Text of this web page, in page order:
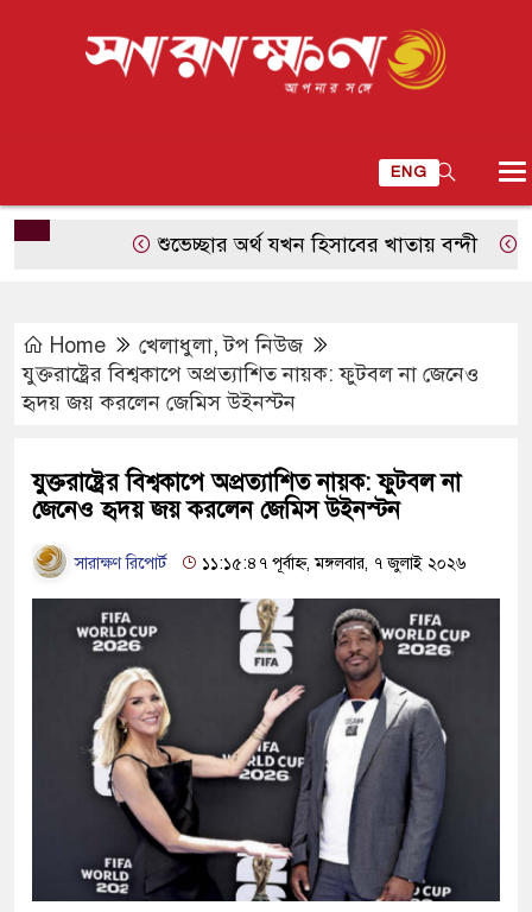
ENG
শুভেচ্ছার অর্থ যখন হিসাবের খাতায় বন্দী সিউতার
Home খেলাধুলা,টপ নিউজ
যুক্তরাষ্ট্রের বিশ্বকাপে অপ্রত্যাশিত নায়ক: ফুটবল না জেনেও
হৃদয় জয় করলেন জেমিস উইনস্টন
যুক্তরাষ্ট্রের বিশ্বকাপে অপ্রত্যাশিত নায়ক: ফুটবল না
জেনেও হৃদয় জয় করলেন জেমিস উইনস্টন
সারাক্ষণ রিপোর্ট ১১:১৫:৪৭ পূর্বাহ্ন, মঙ্গলবার, ৭ জুলাই ২০২৬